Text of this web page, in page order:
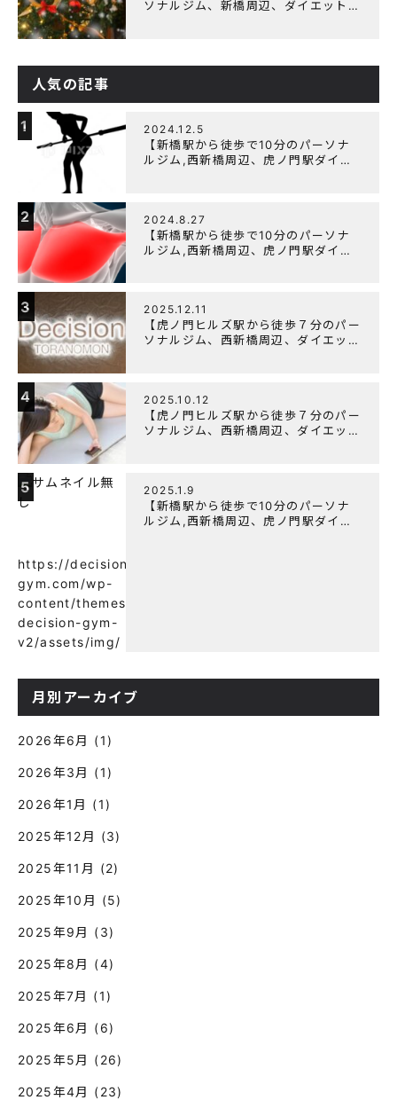
ソナルジム、新橋周辺、ダイエットに
人気の記事
1 2024.12.5
【新橋駅から徒歩で10分のパーソナ
ルジム,西新橋周辺、虎ノ門駅ダイエ
2 2024.8.27
【新橋駅から徒歩で10分のパーソナ
ルジム,西新橋周辺、虎ノ門駅ダイエ
3 2025.12.11
【虎ノ門ヒルズ駅から徒歩７分のパー
ソナルジム、西新橋周辺、ダイエット
4 2025.10.12
【虎ノ門ヒルズ駅から徒歩７分のパー
ソナルジム、西新橋周辺、ダイエット
5
https://decision-
gym.com/wp-
content/themes/wp-
decision-gym-
v2/assets/img/
2025.1.9
【新橋駅から徒歩で10分のパーソナ
ルジム,西新橋周辺、虎ノ門駅ダイエ
月別アーカイブ
2026年6月 (1)
2026年3月 (1)
2026年1月 (1)
2025年12月 (3)
2025年11月 (2)
2025年10月 (5)
2025年9月 (3)
2025年8月 (4)
2025年7月 (1)
2025年6月 (6)
2025年5月 (26)
2025年4月 (23)